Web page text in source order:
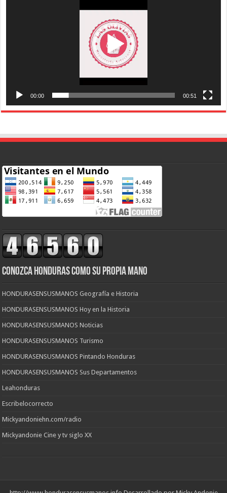
00:00 00:51
CONOZCA HONDURAS COMO SU PROPIA MANO
HONDURASENSUSMANOS Geografía e Historia
HONDURASENSUSMANOS Hoy en la Historia
HONDURASENSUSMANOS Noticias
HONDURASENSUSMANOS Turismo
HONDURASENSUSMANOS Pintando Honduras
HONDURASENSUSMANOS Sus Departamentos
Leahonduras
Escribelocorrecto
Mickyandoniehn.com/radio
Mickyandonie Cine y tv siglo XX